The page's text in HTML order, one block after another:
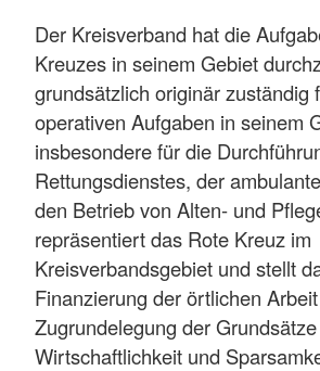
Der Kreisverband hat die
Kreuzes in seinem Gebiet
grundsätzlich originär zuständig
operativen Aufgaben in seinem
insbesondere für die
Rettungsdienstes, der
den Betrieb von Alten- und
repräsentiert das Rote Kreuz im
Kreisverbandsgebiet und stellt
Finanzierung der örtlichen
Zugrundelegung der
Wirtschaftlichkeit und